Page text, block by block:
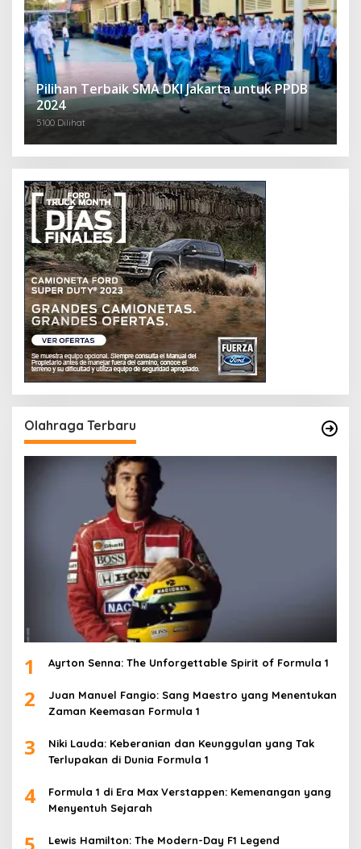
Pilihan Terbaik SMA DKI Jakarta untuk PPDB
2024
5100 Dilihat
Olahraga Terbaru
1 Ayrton Senna: The Unforgettable Spirit of Formula 1
2
Juan Manuel Fangio: Sang Maestro yang Menentukan
Zaman Keemasan Formula 1
3
Niki Lauda: Keberanian dan Keunggulan yang Tak
Terlupakan di Dunia Formula 1
4
Formula 1 di Era Max Verstappen: Kemenangan yang
Menyentuh Sejarah
5 Lewis Hamilton: The Modern-Day F1 Legend